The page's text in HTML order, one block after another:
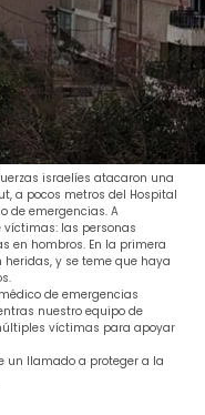
israelíes atacaron una
a pocos metros del Hospital
de emergencias. A
las personas
en hombros. En la primera
y se teme que haya
de emergencias
nuestro equipo de
víctimas para apoyar
un llamado a proteger a la